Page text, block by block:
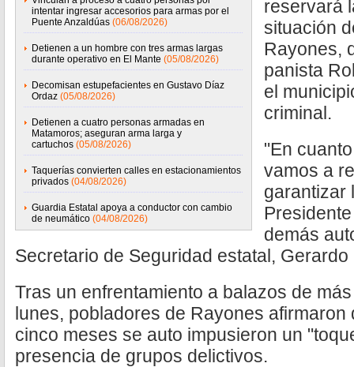
intentar ingresar accesorios para armas por el
Puente Anzaldúas (06/08/2026)
Detienen a un hombre con tres armas largas
durante operativo en El Mante (05/08/2026)
Decomisan estupefacientes en Gustavo Díaz
Ordaz (05/08/2026)
Detienen a cuatro personas armadas en
Matamoros; aseguran arma larga y
cartuchos (05/08/2026)
Taquerías convierten calles en estacionamientos
privados (04/08/2026)
Guardia Estatal apoya a conductor con cambio
de neumático (04/08/2026)
reservará
situación
Rayones,
panista
el
criminal.
"En
vamos a
garantizar
demás
Secretario de Seguridad estatal, Gerardo
Tras un enfrentamiento a balazos de
lunes, pobladores de Rayones
cinco meses se auto impusieron un
presencia de grupos delictivos.